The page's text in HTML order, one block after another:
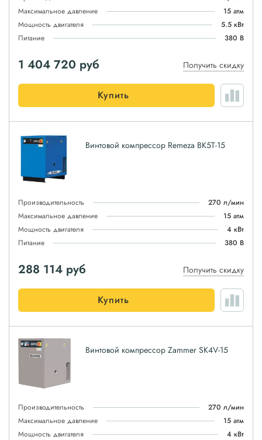
Максимальное давление
15 атм
Мощность двигателя
5.5 кВт
Питание
380 В
1 404 720 руб Получить скидку
Купить
Винтовой компрессор Remeza ВК5Т-15
Производительность
270 л/мин
Максимальное давление
15 атм
Мощность двигателя
4 кВт
Питание
380 В
288 114 руб Получить скидку
Купить
Винтовой компрессор Zammer SK4V-15
Производительность
270 л/мин
Максимальное давление
15 атм
Мощность двигателя
4 кВт